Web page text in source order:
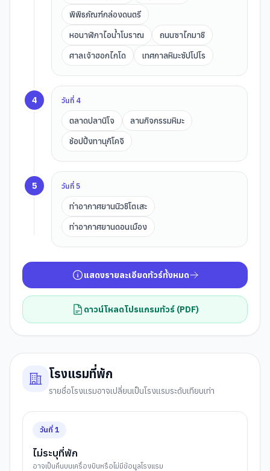
พิพิธภัณฑ์กล่องดนตรี
หอนาฬิกาไอน้ำโบราณ
ถนนซาไกมาชิ
ศาลเจ้าฮอกไกโด
เทศกาลหิมะซัปโปโร
4 วันที่ 4
ตลาดปลานิโจ
ลานกิจกรรมหิมะ
ช้อปปิ้งทานุกิโคจิ
5 วันที่5
ท่าอากาศยานนิวชิโตเสะ
ท่าอากาศยานดอนเมือง
แสดงรายละเอียดทัวร์ทั้งหมด
ดาวน์โหลดโปรแกรมทัวร์ (PDF)
โรงแรมที่พัก
รายชื่อโรงแรมอาจเปลี่ยนเป็นโรงแรมระดับเทียบเท่า
วันที่ 1
ไม่ระบุที่พัก
อาจเป็นคืนบนเครื่องบินหรือไม่มีข้อมูลโรงแรม